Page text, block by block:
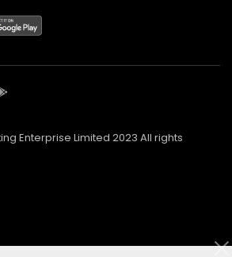
Enterprise Limited 2023 All rights